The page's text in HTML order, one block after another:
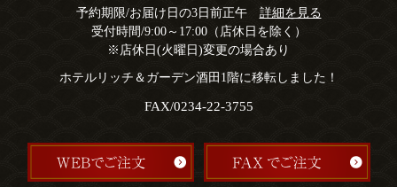
予約期限/お届け日の3日前正午 詳細を見る
受付時間/9:00～17:00（店休日を除く）
※店休日(火曜日)変更の場合あり
ホテルリッチ＆ガーデン酒田1階に移転しました！
FAX/0234-22-3755